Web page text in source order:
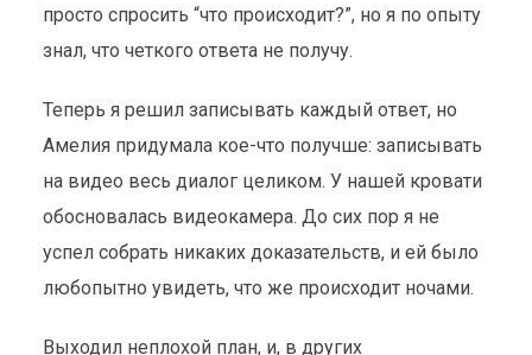
просто спросить “что происходит?”, но я по опыту
знал, что четкого ответа не получу.
Теперь я решил записывать каждый ответ, но
Амелия придумала кое-что получше: записывать
на видео весь диалог целиком. У нашей кровати
обосновалась видеокамера. До сих пор я не
успел собрать никаких доказательств, и ей было
любопытно увидеть, что же происходит ночами.
Выходил неплохой план, и, в других